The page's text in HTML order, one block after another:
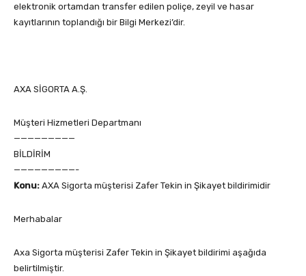
elektronik ortamdan transfer edilen poliçe, zeyil ve hasar
kayıtlarının toplandığı bir Bilgi Merkezi’dir.
AXA SİGORTA A.Ş.
Müşteri Hizmetleri Departmanı
—————————
BİLDİRİM
—————————-
Konu: AXA Sigorta müşterisi Zafer Tekin in Şikayet bildirimidir
Merhabalar
Axa Sigorta müşterisi Zafer Tekin in Şikayet bildirimi aşağıda
belirtilmiştir.